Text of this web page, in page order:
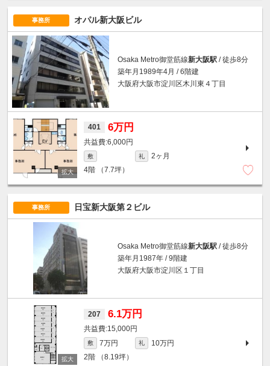
事務所 オパル新大阪ビル
Osaka Metro御堂筋線新大阪駅 / 徒歩8分
築年月1989年4月 / 6階建
大阪府大阪市淀川区木川東４丁目
401 6万円
6,000円
敷 礼
2ヶ月
4階
（7.7坪）
事務所 日宝新大阪第２ビル
Osaka Metro御堂筋線新大阪駅 / 徒歩8分
築年月1987年 / 9階建
大阪府大阪市淀川区１丁目
207 6.1万円
15,000円
敷 7万円 礼
10万円
2階
（8.19坪）